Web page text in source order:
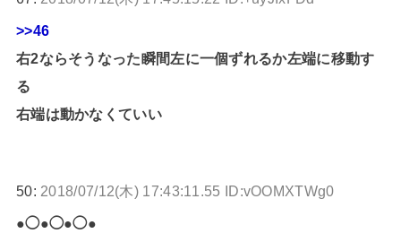
>>46
右2ならそうなった瞬間左に一個ずれるか左端に移動す
る
右端は動かなくていい
50: 2018/07/12(木) 17:43:11.55 ID:vOOMXTWg0
●◯●◯●◯●